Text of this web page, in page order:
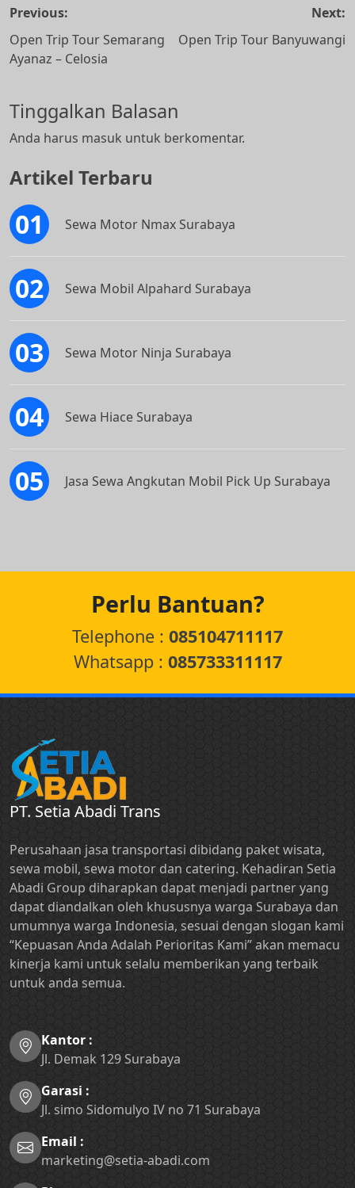
Navigasi
pos
Previous:
Open Trip Tour Semarang
Ayanaz – Celosia
Next:
Open Trip Tour Banyuwangi
Tinggalkan Balasan
Anda harus masuk untuk berkomentar.
Artikel Terbaru
Sewa Motor Nmax Surabaya
Sewa Mobil Alpahard Surabaya
Sewa Motor Ninja Surabaya
Sewa Hiace Surabaya
Jasa Sewa Angkutan Mobil Pick Up Surabaya
Perlu Bantuan?
Telephone : 085104711117
Whatsapp : 085733311117
PT. Setia Abadi Trans
Perusahaan jasa transportasi dibidang paket wisata,
sewa mobil, sewa motor dan catering. Kehadiran Setia
Abadi Group diharapkan dapat menjadi partner yang
dapat diandalkan oleh khususnya warga Surabaya dan
umumnya warga Indonesia, sesuai dengan slogan kami
“Kepuasan Anda Adalah Perioritas Kami” akan memacu
kinerja kami untuk selalu memberikan yang terbaik
untuk anda semua.
Kantor :
Jl. Demak 129 Surabaya
Garasi :
Jl. simo Sidomulyo IV no 71 Surabaya
Email :
marketing@setia-abadi.com